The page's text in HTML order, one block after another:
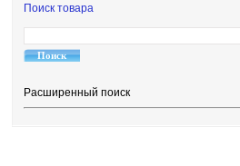
Поиск товара
Расширенный поиск